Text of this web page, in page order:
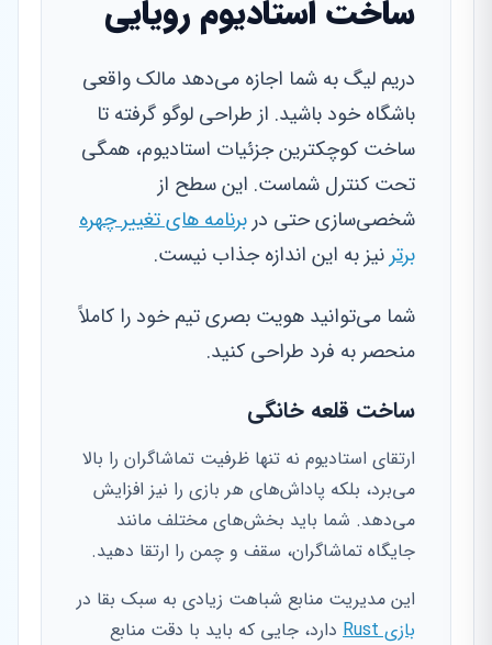
ساخت استادیوم رویایی
دریم لیگ به شما اجازه می‌دهد مالک واقعی
باشگاه خود باشید. از طراحی لوگو گرفته تا
ساخت کوچکترین جزئیات استادیوم، همگی
تحت کنترل شماست. این سطح از
شخصی‌سازی حتی در برنامه های تغییر چهره
برتر نیز به این اندازه جذاب نیست.
شما می‌توانید هویت بصری تیم خود را کاملاً
منحصر به فرد طراحی کنید.
ساخت قلعه خانگی
ارتقای استادیوم نه تنها ظرفیت تماشاگران را بالا
می‌برد، بلکه پاداش‌های هر بازی را نیز افزایش
می‌دهد. شما باید بخش‌های مختلف مانند
جایگاه تماشاگران، سقف و چمن را ارتقا دهید.
این مدیریت منابع شباهت زیادی به سبک بقا در
بازی Rust
دارد، جایی که باید با دقت منابع